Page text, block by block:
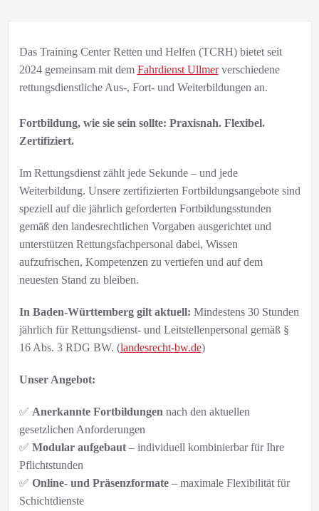
Das Training Center Retten und Helfen (TCRH) bietet seit
2024 gemeinsam mit dem Fahrdienst Ullmerverschiedene
rettungsdienstliche Aus-, Fort- und Weiterbildungen an.
Fortbildung, wie sie sein sollte: Praxisnah. Flexibel.
Zertifiziert.
Im Rettungsdienst zählt jede Sekunde – und jede
Weiterbildung. Unsere zertifizierten Fortbildungsangebote sind
speziell auf die jährlich geforderten Fortbildungsstunden
gemäß den landesrechtlichen Vorgaben ausgerichtet und
unterstützen Rettungsfachpersonal dabei, Wissen
aufzufrischen, Kompetenzen zu vertiefen und auf dem
neuesten Stand zu bleiben.
In Baden-Württemberg gilt aktuell: Mindestens 30 Stunden
jährlich für Rettungsdienst- und Leitstellenpersonal gemäß §
16 Abs. 3 RDG BW. (landesrecht-bw.de)
Unser Angebot:
✅ Anerkannte Fortbildungen nach den aktuellen
gesetzlichen Anforderungen
✅ Modular aufgebaut– individuell kombinierbar für Ihre
Pflichtstunden
✅ Online- und Präsenzformate– maximale Flexibilität für
Schichtdienste